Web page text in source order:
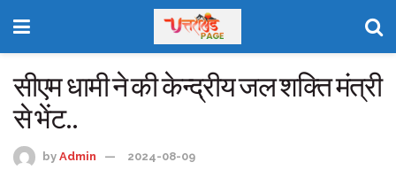
सीएम धामी ने की केन्द्रीय जल शक्ति मंत्री
से भेंट..
by Admin 2024-08-09